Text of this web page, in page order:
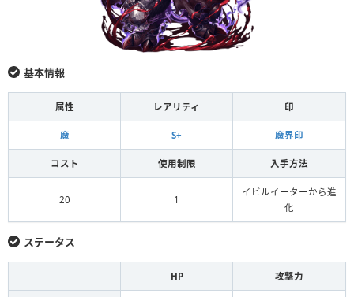
基本情報
属性 レアリティ 印
魔 S+ 魔界印
コスト 使用制限 入手方法
20 1
イビルイーターから進
化
ステータス
HP 攻撃力